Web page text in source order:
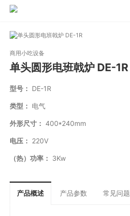
商用小吃设备
单头圆形电班戟炉 DE-1R
型号： DE-1R
类型： 电气
外形尺寸： 400*240mm
电压： 220V
（热）功率： 3Kw
产品概述 产品参数 常见问题